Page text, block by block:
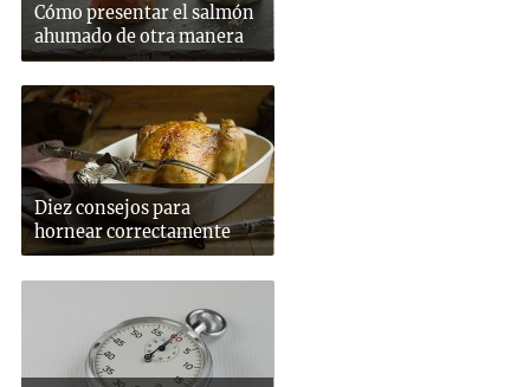
Cómo presentar el salmón
ahumado de otra manera
Diez consejos para
hornear correctamente